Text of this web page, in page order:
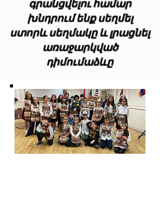
գրանցվելու համար
խնդրում ենք սեղմել
ստորև սեղմակը և լրացնել
առաջարկված
դիմումաձևը